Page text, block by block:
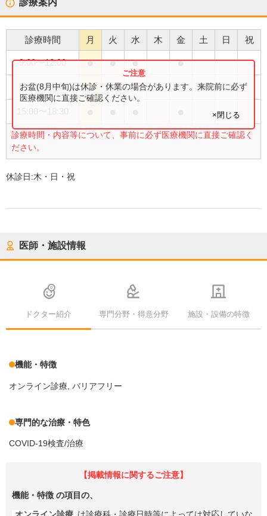
診療案内
診療時間 月 火 水 木 金 土 日 祝
9:00〜12:00 ● ● ● ●
9:00〜14:00 ●
診療時間・内容等について、事前に必ず医療機関に直接ご確認く
ださい。
お盆(8月中旬)は休診・休業の場合があります。来院前に必ず
医療機関に直接ご確認ください。
×閉じる
休診日:木・日・祝
医師・施設情報
ドクター紹介 専門分野・得意分野 施設・設備の特徴
機能・特徴
オンライン診療 バリアフリー
専門的な治療・特色
COVID-19検査/治療
【掲載情報に関するご注意】
機能・特徴 の項目の、